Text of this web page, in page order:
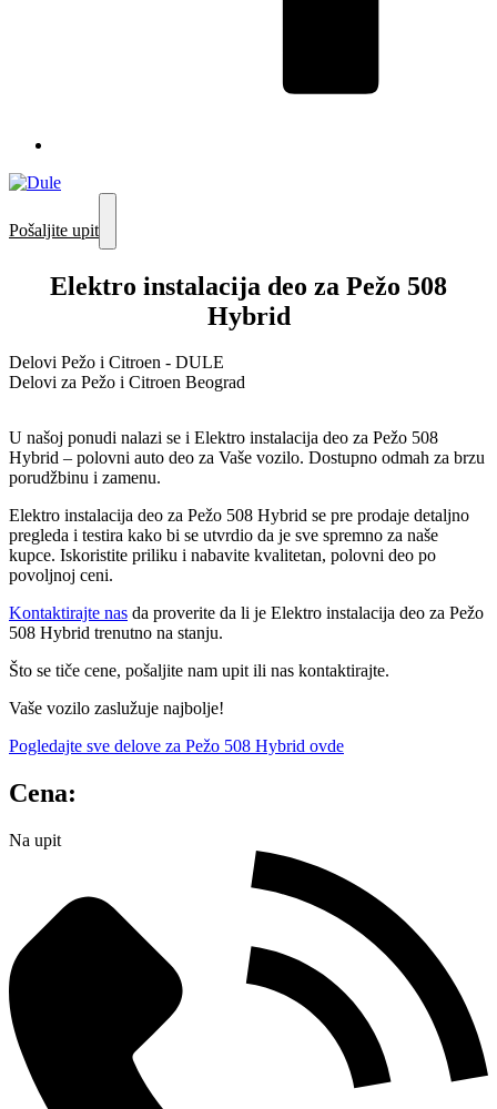
Pošaljite upit
Elektro instalacija deo za Pežo 508
Hybrid
Delovi Pežo i Citroen - DULE
Delovi za Pežo i Citroen Beograd
U našoj ponudi nalazi se i Elektro instalacija deo za Pežo 508
Hybrid – polovni auto deo za Vaše vozilo. Dostupno odmah za brzu
porudžbinu i zamenu.
Elektro instalacija deo za Pežo 508 Hybrid se pre prodaje detaljno
pregleda i testira kako bi se utvrdio da je sve spremno za naše
kupce. Iskoristite priliku i nabavite kvalitetan, polovni deo po
povoljnoj ceni.
Kontaktirajte nas da proverite da li je Elektro instalacija deo za Pežo
508 Hybrid trenutno na stanju.
Što se tiče cene, pošaljite nam upit ili nas kontaktirajte.
Vaše vozilo zaslužuje najbolje!
Pogledajte sve delove za Pežo 508 Hybrid ovde
Cena:
Na upit